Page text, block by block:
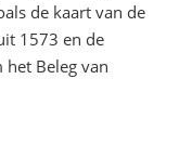
de kaart van de
1573 en de
Beleg van